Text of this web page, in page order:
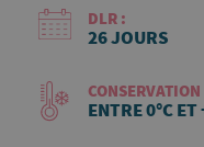
DLR :
26 JOURS
CONSERVATION
ENTRE 0°C ET